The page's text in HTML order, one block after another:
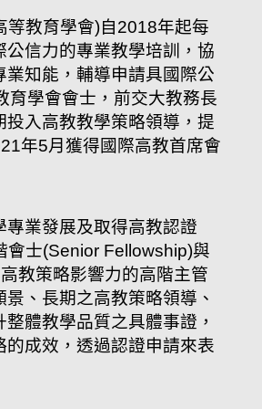
教育學會)自2018年起每
信力的專業教學培訓，協
知能，輔導申請具國際公
育學會會士，前交大教務長
入高教教學策略領導，提
年5月獲得國際高教首席會
業發展及取得高教認證
士(Senior Fellowship)與
教策略影響力的高階主管
、長期之高教策略領導、
體教學品質之具體事證，
成效，透過認證申請來表